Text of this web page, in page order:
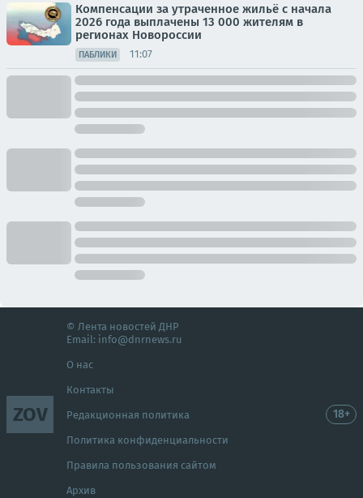
Компенсации за утраченное жильё с начала
2026 года выплачены 13 000 жителям в
регионах Новороссии
ПАБЛИКИ 11:07
ZOV
© Лента новостей ДНР
Email: info@dnrnews.ru
О нас
Контакты
Редакционная политика
Политика конфиденциальности
Правила пользования сайтом
Архив
18+